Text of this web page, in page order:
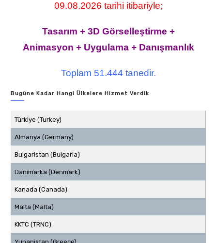
09.08.2026 tarihi itibariyle;
Tasarım + 3D Görselleştirme +
Animasyon + Uygulama + Danışmanlık
Toplam 51.444 tanedir.
Bugüne Kadar Hangi Ülkelere Hizmet Verdik
Türkiye (Turkey)
Almanya (Germany)
Bulgaristan (Bulgaria)
Danimarka (Denmark)
Kanada (Canada)
Malta (Malta)
KKTC (TRNC)